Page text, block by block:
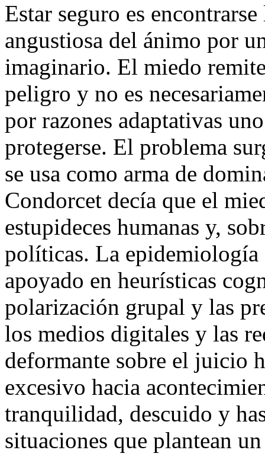
Estar seguro es
angustiosa del ánimo por
imaginario. El miedo
peligro y no es
por razones adaptativas
protegerse. El problema
se usa como arma de
Condorcet decía que el
estupideces humanas y,
políticas. La
apoyado en heurísticas
polarización grupal y las
los medios digitales y las
deformante sobre el juicio
excesivo hacia
tranquilidad, descuido y
situaciones que plantean